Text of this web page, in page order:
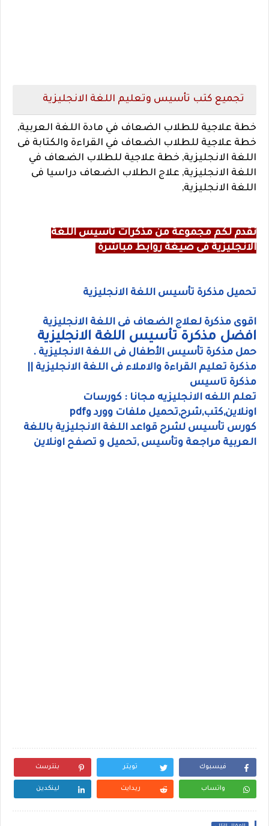
تجميع كتب تأسيس وتعليم اللغة الانجليزية
خطة علاجية للطلاب الضعاف في مادة اللغة العربية,
خطة علاجية للطلاب الضعاف في القراءة والكتابة فى
اللغة الانجليزية, خطة علاجية للطلاب الضعاف في
اللغة الانجليزية, علاج الطلاب الضعاف دراسيا فى
اللغة الانجليزية,
نقدم لكم مجموعة من مذكرات تأسيس اللغة
الانجليزية فى صيغة روابط مباشرة
تحميل مذكرة تأسيس اللغة الانجليزية
اقوى مذكرة لعلاج الضعاف فى اللغة الانجليزية
افضل مذكرة تأسيس اللغة الانجليزية
حمل مذكرة تأسيس الأطفال فى اللغة الانجليزية .
مذكرة تعليم القراءة والاملاء فى اللغة الانجليزية ||
مذكرة تاسيس
تعلم اللغه الانجليزيه مجانا : كورسات
اونلاين,كتب,شرح,تحميل ملفات وورد وpdf
كورس تأسيس لشرح قواعد اللغة الانجليزية باللغة
العربية مراجعة وتأسيس ,تحميل و تصفح اونلاين
فيسبوك تويتر بنترست
واتساب ريدايت لينكدين